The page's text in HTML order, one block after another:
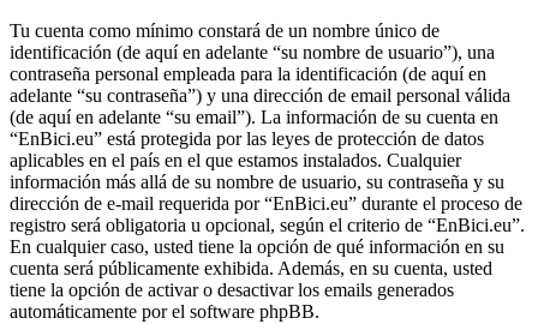
Tu cuenta como mínimo constará de un nombre único de
identificación (de aquí en adelante “su nombre de usuario”), una
contraseña personal empleada para la identificación (de aquí en
adelante “su contraseña”) y una dirección de email personal válida
(de aquí en adelante “su email”). La información de su cuenta en
“EnBici.eu” está protegida por las leyes de protección de datos
aplicables en el país en el que estamos instalados. Cualquier
información más allá de su nombre de usuario, su contraseña y su
dirección de e-mail requerida por “EnBici.eu” durante el proceso de
registro será obligatoria u opcional, según el criterio de “EnBici.eu”.
En cualquier caso, usted tiene la opción de qué información en su
cuenta será públicamente exhibida. Además, en su cuenta, usted
tiene la opción de activar o desactivar los emails generados
automáticamente por el software phpBB.